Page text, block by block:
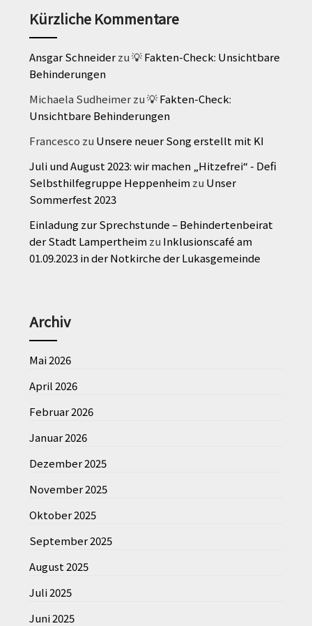
Kürzliche Kommentare
Ansgar Schneiderzu💡 Fakten-Check: Unsichtbare
Behinderungen
Michaela Sudheimerzu💡 Fakten-Check:
Unsichtbare Behinderungen
Francesco zu Unsere neuer Song erstellt mit KI
Juli und August 2023: wir machen „Hitzefrei“ - Defi
Selbsthilfegruppe Heppenheim zu Unser
Sommerfest 2023
Einladung zur Sprechstunde – Behindertenbeirat
der Stadt Lampertheim zu Inklusionscafé am
01.09.2023 in der Notkirche der Lukasgemeinde
Archiv
Mai 2026
April 2026
Februar 2026
Januar 2026
Dezember 2025
November 2025
Oktober 2025
September 2025
August 2025
Juli 2025
Juni 2025